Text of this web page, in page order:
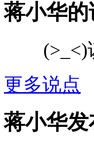
蒋小华的
更多说点
蒋小华